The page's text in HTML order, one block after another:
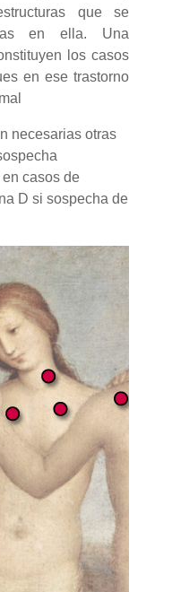
que se
en ella. Una
los casos
en ese trastorno
necesarias otras
casos de
D si sospecha de